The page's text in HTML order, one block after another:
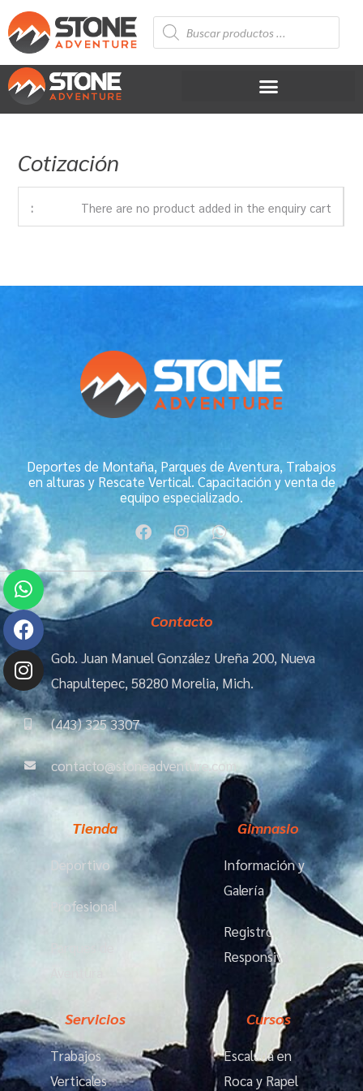
al
contenido
Búsqueda
de
productos
Whatsapp
Facebook
Instagram
Cotización
There are no product added in the enquiry cart
Deportes de Montaña, Parques de Aventura, Trabajos
en alturas y Rescate Vertical. Capacitación y venta de
equipo especializado.
F
a
c
e
b
o
o
I
n
s
t
a
r
m
W
h
a
t
Contacto
Gob. Juan Manuel González Ureña 200, Nueva
Chapultepec, 58280 Morelia, Mich.
(443) 325 3307
contacto@stoneadventure.com
Tienda
Deportivo
Profesional
Gimnasio
Información y
Galería
Registro
Responsiva
Servicios
Trabajos
Verticales
Cursos
Escalada en
Roca y Rapel